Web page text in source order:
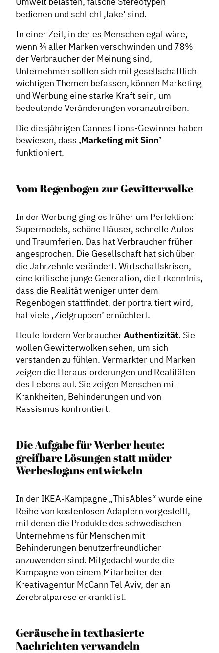
bedienen und schlicht ‚fake’ sind.
In einer Zeit, in der es Menschen egal wäre,
wenn ¾ aller Marken verschwinden und 78%
der Verbraucher der Meinung sind,
Unternehmen sollten sich mit gesellschaftlich
wichtigen Themen befassen, können Marketing
und Werbung eine starke Kraft sein, um
bedeutende Veränderungen voranzutreiben.
Die diesjährigen Cannes Lions-Gewinner haben
bewiesen, dass ‚Marketing mit Sinn’
funktioniert.
Vom Regenbogen zur Gewitterwolke
In der Werbung ging es früher um Perfektion:
Supermodels, schöne Häuser, schnelle Autos
und Traumferien. Das hat Verbraucher früher
angesprochen. Die Gesellschaft hat sich über
die Jahrzehnte verändert. Wirtschaftskrisen,
eine kritische junge Generation, die Erkenntnis,
dass die Realität weniger unter dem
Regenbogen stattfindet, der portraitiert wird,
hat viele ‚Zielgruppen’ ernüchtert.
Heute fordern VerbraucherAuthentizität. Sie
wollen Gewitterwolken sehen, um sich
verstanden zu fühlen. Vermarkter und Marken
zeigen die Herausforderungen und Realitäten
des Lebens auf. Sie zeigen Menschen mit
Krankheiten, Behinderungen und von
Rassismus konfrontiert.
Die Aufgabe für Werber heute:
greifbare Lösungen statt müder
Werbeslogans entwickeln
In der IKEA-Kampagne „ThisAbles“ wurde eine
Reihe von kostenlosen Adaptern vorgestellt,
mit denen die Produkte des schwedischen
Unternehmens für Menschen mit
Behinderungen benutzerfreundlicher
anzuwenden sind. Mitgedacht wurde die
Kampagne von einem Mitarbeiter der
Kreativagentur McCann Tel Aviv, der an
Zerebralparese erkrankt ist.
Geräusche in textbasierte
Nachrichten verwandeln